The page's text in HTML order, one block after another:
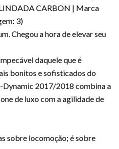
CARBON | Marca
3)
Chegou a hora de elevar seu
daquele que é
bonitos e sofisticados do
Dynamic 2017/2018 combina a
de luxo com a agilidade de
sobre locomoção; é sobre